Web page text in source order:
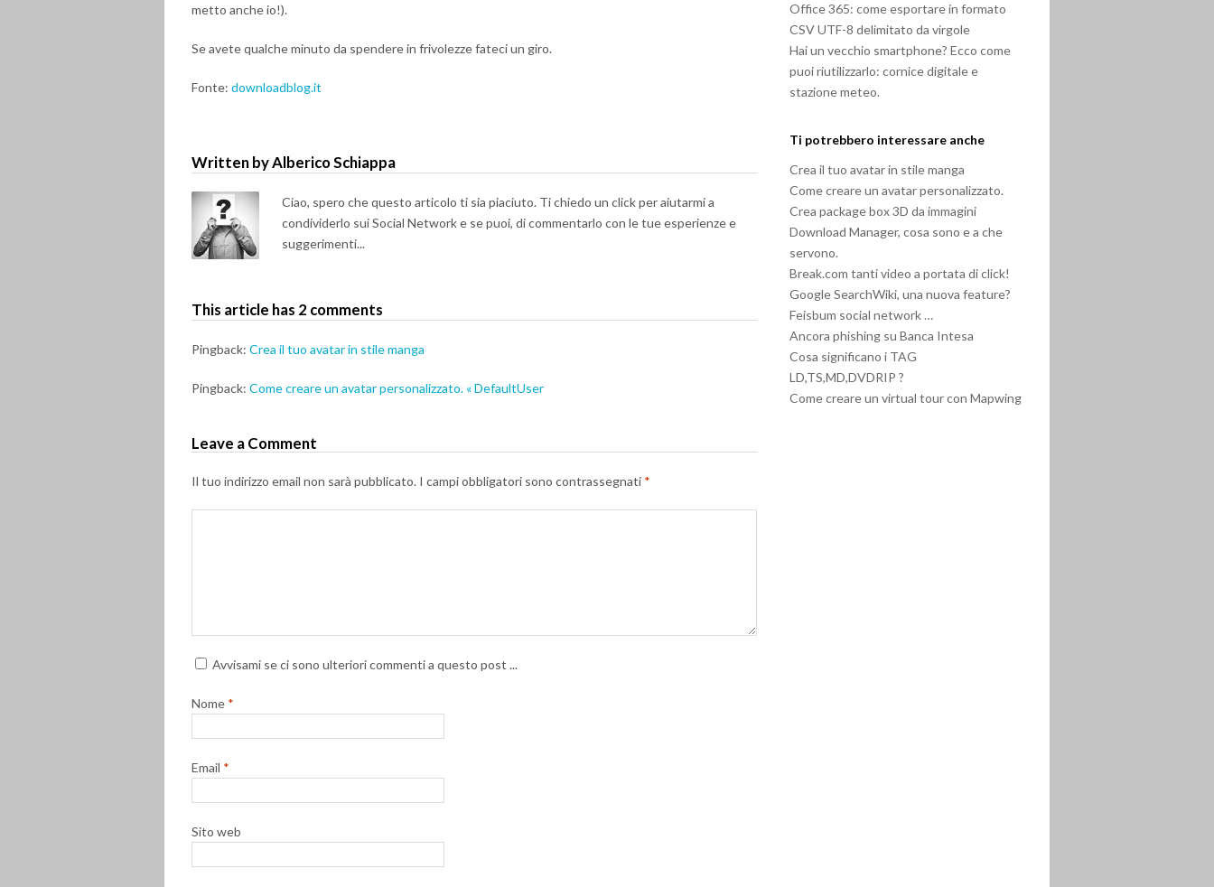
metto anche io!).
Se avete qualche minuto da spendere in frivolezze fateci un giro.
Fonte: downloadblog.it
Written by Alberico Schiappa
Ciao, spero che questo articolo ti sia piaciuto. Ti chiedo un click per aiutarmi a
condividerlo sui Social Network e se puoi, di commentarlo con le tue esperienze e
suggerimenti...
This article has 2 comments
Pingback: Crea il tuo avatar in stile manga
Pingback: Come creare un avatar personalizzato. « DefaultUser
Leave a Comment
Il tuo indirizzo email non sarà pubblicato. I campi obbligatori sono contrassegnati *
Avvisami se ci sono ulteriori commenti a questo post ...
Nome *
Email *
Sito web
Office 365: come esportare in formato
CSV UTF-8 delimitato da virgole
Hai un vecchio smartphone? Ecco come
puoi riutilizzarlo: cornice digitale e
stazione meteo.
Ti potrebbero interessare anche
Crea il tuo avatar in stile manga
Come creare un avatar personalizzato.
Crea package box 3D da immagini
Download Manager, cosa sono e a che
servono.
Break.com tanti video a portata di click!
Google SearchWiki, una nuova feature?
Feisbum social network …
Ancora phishing su Banca Intesa
Cosa significano i TAG
LD,TS,MD,DVDRIP ?
Come creare un virtual tour con Mapwing